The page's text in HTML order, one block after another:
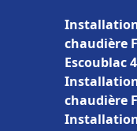
chaudière
Escoublac
chaudière